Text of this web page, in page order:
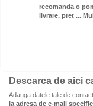
recomanda o
livrare, pret ...
Descarca de aici
Adauga datele tale de
la adresa de e-mail